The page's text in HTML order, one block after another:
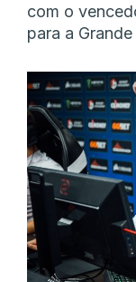
com o
para a Grande